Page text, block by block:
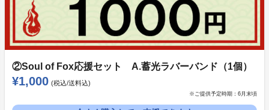
②Soul of Fox応援セット A.蓄光ラバーバンド（1個）
¥1,000 (税込/送料込)
※ご提供予定時期： 6月末頃